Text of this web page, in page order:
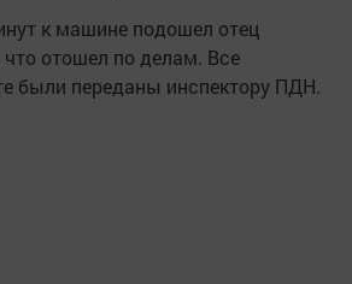
к машине подошел отец
отошел по делам. Все
были переданы инспектору ПДН.